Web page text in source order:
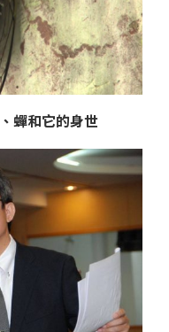
蟬和它的身世